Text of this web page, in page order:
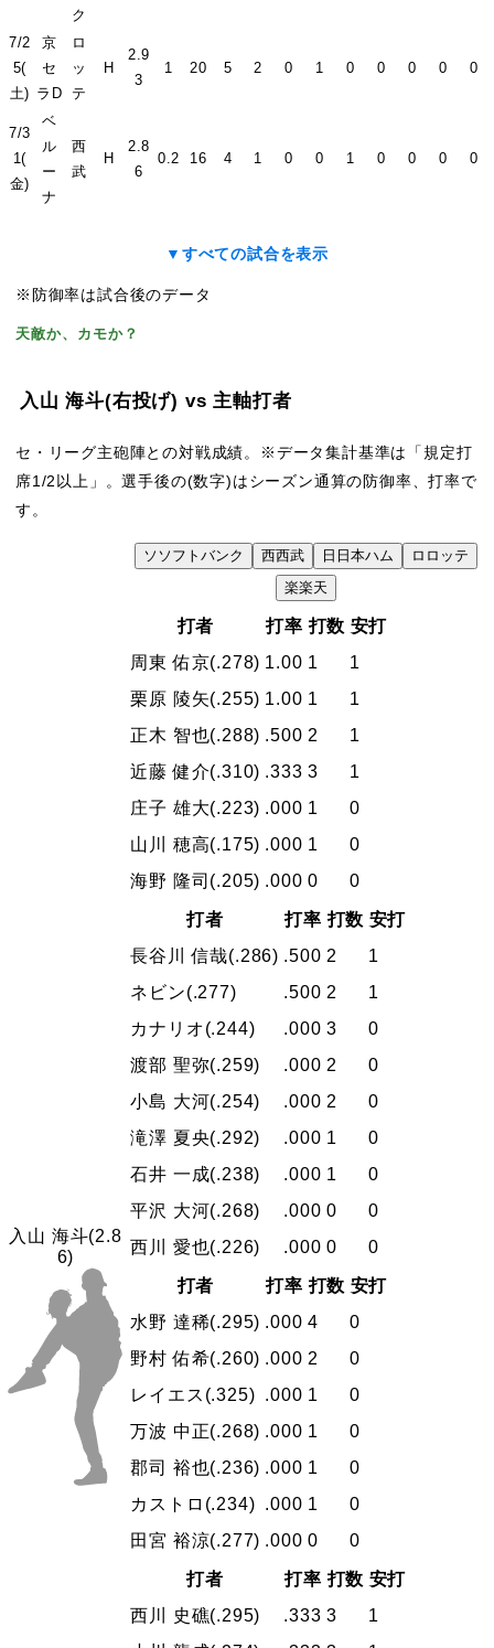
ク
7/2
5(
土)
京
セ
ラD
ロ
ッ
テ
H
2.9
3
1 20 5 2 0 1 0 0 0 0 0
7/3
1(
金)
ベ
ル
ー
ナ
西
武
H
2.8
6
0.2 16 4 1 0 0 1 0 0 0 0
▼すべての試合を表示
※防御率は試合後のデータ
天敵か、カモか？
入山 海斗(右投げ) vs 主軸打者
セ・リーグ主砲陣との対戦成績。※データ集計基準は「規定打
席1/2以上」。選手後の(数字)はシーズン通算の防御率、打率で
す。
ソ ソフトバンク 西西武 日 日本ハム ロ ロッテ
楽楽天
入山 海斗(2.8
6)
打者 打率 打数 安打
周東 佑京(.278) 1.00 1
1
栗原 陵矢(.255) 1.00 1
1
正木 智也(.288) .500 2
1
近藤 健介(.310) .333 3
1
庄子 雄大(.223) .000 1
0
山川 穂高(.175) .000 1
0
海野 隆司 (.205) .000 0 0
打者 打率 打数 安打
長谷川 信哉(.286) .500 2
1
ネビン(.277) .500 2
1
カナリオ(.244) .000 3
0
渡部 聖弥(.259) .000 2
0
小島 大河(.254) .000 2
0
滝澤 夏央(.292) .000 1
0
石井 一成(.238) .000 1
0
平沢 大河(.268) .000 0
0
西川 愛也(.226) .000 0 0
打者 打率 打数 安打
水野 達稀(.295) .000 4
0
野村 佑希(.260) .000 2
0
レイエス (.325) .000 1
0
万波 中正(.268) .000 1
0
郡司 裕也(.236) .000 1
0
カストロ (.234) .000 1
0
田宮 裕涼(.277) .000 0 0
打者 打率 打数 安打
西川 史礁(.295) .333 3
1